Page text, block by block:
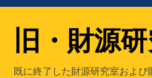
旧・財源
既に終了した財源研究室およ